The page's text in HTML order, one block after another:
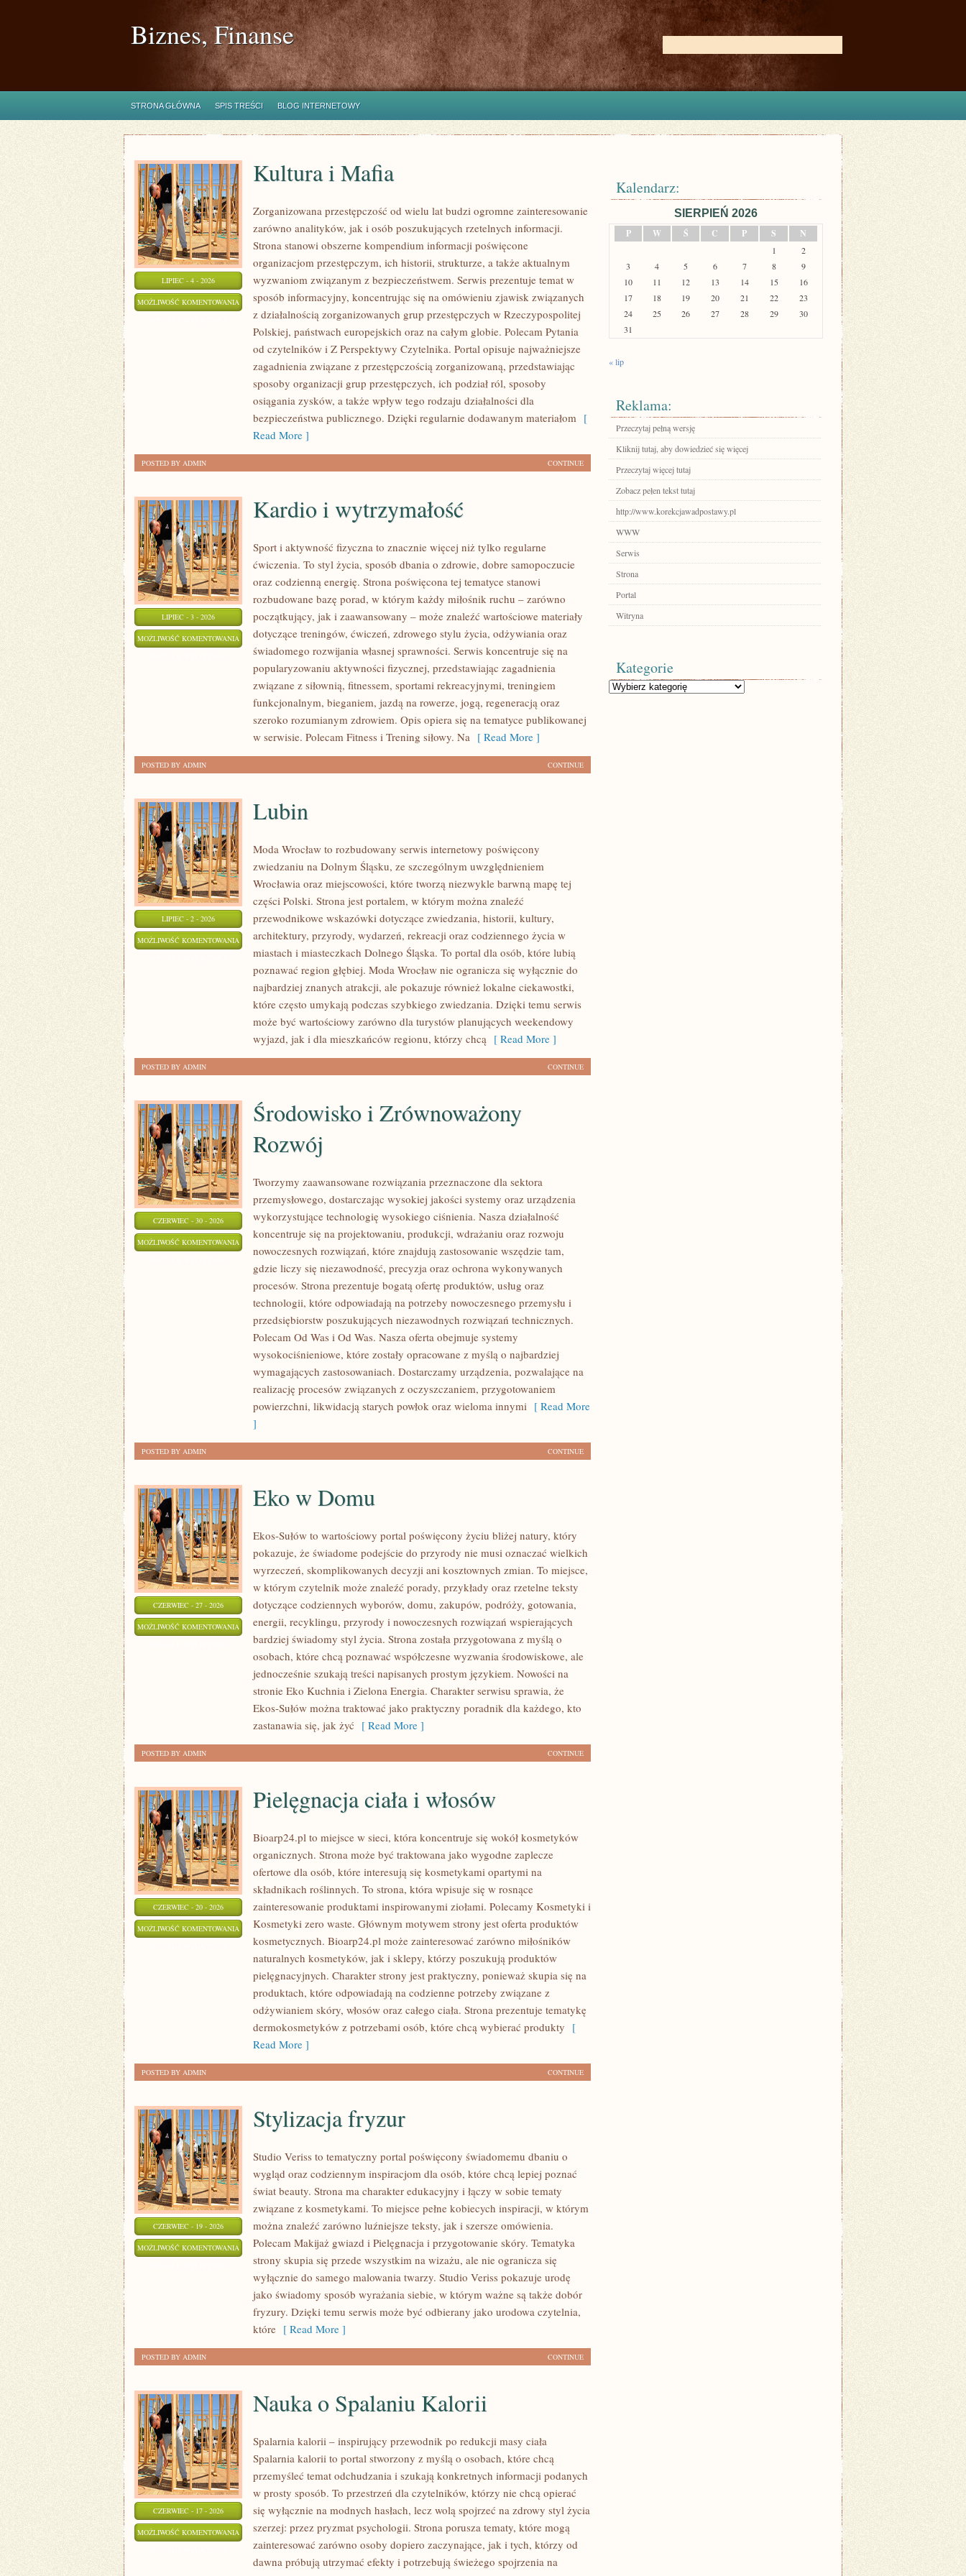
Biznes, Finanse
STRONA GŁÓWNA SPIS TREŚCI BLOG INTERNETOWY
LIPIEC - 4 - 2026
MOŻLIWOŚĆ KOMENTOWANIA KULTURA
MAFIA
Kultura i Mafia
Zorganizowana przestępczość od wielu lat budzi ogromne zainteresowanie
zarówno analityków, jak i osób poszukujących rzetelnych informacji.
Strona stanowi obszerne kompendium informacji poświęcone
organizacjom przestępczym, ich historii, strukturze, a także aktualnym
wyzwaniom związanym z bezpieczeństwem. Serwis prezentuje temat w
sposób informacyjny, koncentrując się na omówieniu zjawisk związanych
z działalnością zorganizowanych grup przestępczych w Rzeczypospolitej
Polskiej, państwach europejskich oraz na całym globie. Polecam Pytania
od czytelników i Z Perspektywy Czytelnika. Portal opisuje najważniejsze
zagadnienia związane z przestępczością zorganizowaną, przedstawiając
sposoby organizacji grup przestępczych, ich podział ról, sposoby
osiągania zysków, a także wpływ tego rodzaju działalności dla
bezpieczeństwa publicznego. Dzięki regularnie dodawanym materiałom [
Read More ]
CONTINUE
POSTED BY ADMIN
LIPIEC - 3 - 2026
MOŻLIWOŚĆ KOMENTOWANIA KARDIO
WYTRZYMAŁOŚĆ
Kardio i wytrzymałość
Sport i aktywność fizyczna to znacznie więcej niż tylko regularne
ćwiczenia. To styl życia, sposób dbania o zdrowie, dobre samopoczucie
oraz codzienną energię. Strona poświęcona tej tematyce stanowi
rozbudowane bazę porad, w którym każdy miłośnik ruchu – zarówno
początkujący, jak i zaawansowany – może znaleźć wartościowe materiały
dotyczące treningów, ćwiczeń, zdrowego stylu życia, odżywiania oraz
świadomego rozwijania własnej sprawności. Serwis koncentruje się na
popularyzowaniu aktywności fizycznej, przedstawiając zagadnienia
związane z siłownią, fitnessem, sportami rekreacyjnymi, treningiem
funkcjonalnym, bieganiem, jazdą na rowerze, jogą, regeneracją oraz
szeroko rozumianym zdrowiem. Opis opiera się na tematyce publikowanej
w serwisie. Polecam Fitness i Trening siłowy. Na [ Read More ]
CONTINUE
POSTED BY ADMIN
LIPIEC - 2 - 2026
MOŻLIWOŚĆ KOMENTOWANIA LUBIN
Lubin
Moda Wrocław to rozbudowany serwis internetowy poświęcony
zwiedzaniu na Dolnym Śląsku, ze szczególnym uwzględnieniem
Wrocławia oraz miejscowości, które tworzą niezwykle barwną mapę tej
części Polski. Strona jest portalem, w którym można znaleźć
przewodnikowe wskazówki dotyczące zwiedzania, historii, kultury,
architektury, przyrody, wydarzeń, rekreacji oraz codziennego życia w
miastach i miasteczkach Dolnego Śląska. To portal dla osób, które lubią
poznawać region głębiej. Moda Wrocław nie ogranicza się wyłącznie do
najbardziej znanych atrakcji, ale pokazuje również lokalne ciekawostki,
które często umykają podczas szybkiego zwiedzania. Dzięki temu serwis
może być wartościowy zarówno dla turystów planujących weekendowy
wyjazd, jak i dla mieszkańców regionu, którzy chcą [ Read More ]
CONTINUE
POSTED BY ADMIN
CZERWIEC - 30 - 2026
MOŻLIWOŚĆ KOMENTOWANIA
ZRÓWNOWAŻONY
Środowisko i Zrównoważony
Rozwój
Tworzymy zaawansowane rozwiązania przeznaczone dla sektora
przemysłowego, dostarczając wysokiej jakości systemy oraz urządzenia
wykorzystujące technologię wysokiego ciśnienia. Nasza działalność
koncentruje się na projektowaniu, produkcji, wdrażaniu oraz rozwoju
nowoczesnych rozwiązań, które znajdują zastosowanie wszędzie tam,
gdzie liczy się niezawodność, precyzja oraz ochrona wykonywanych
procesów. Strona prezentuje bogatą ofertę produktów, usług oraz
technologii, które odpowiadają na potrzeby nowoczesnego przemysłu i
przedsiębiorstw poszukujących niezawodnych rozwiązań technicznych.
Polecam Od Was i Od Was. Nasza oferta obejmuje systemy
wysokociśnieniowe, które zostały opracowane z myślą o najbardziej
wymagających zastosowaniach. Dostarczamy urządzenia, pozwalające na
realizację procesów związanych z oczyszczaniem, przygotowaniem
powierzchni, likwidacją starych powłok oraz wieloma innymi [ Read More
]
CONTINUE
POSTED BY ADMIN
CZERWIEC - 27 - 2026
MOŻLIWOŚĆ KOMENTOWANIA
DOMU
Eko w Domu
Ekos-Sułów to wartościowy portal poświęcony życiu bliżej natury, który
pokazuje, że świadome podejście do przyrody nie musi oznaczać wielkich
wyrzeczeń, skomplikowanych decyzji ani kosztownych zmian. To miejsce,
w którym czytelnik może znaleźć porady, przykłady oraz rzetelne teksty
dotyczące codziennych wyborów, domu, zakupów, podróży, gotowania,
energii, recyklingu, przyrody i nowoczesnych rozwiązań wspierających
bardziej świadomy styl życia. Strona została przygotowana z myślą o
osobach, które chcą poznawać współczesne wyzwania środowiskowe, ale
jednocześnie szukają treści napisanych prostym językiem. Nowości na
stronie Eko Kuchnia i Zielona Energia. Charakter serwisu sprawia, że
Ekos-Sułów można traktować jako praktyczny poradnik dla każdego, kto
zastanawia się, jak żyć [ Read More ]
CONTINUE
POSTED BY ADMIN
CZERWIEC - 20 - 2026
MOŻLIWOŚĆ KOMENTOWANIA PIELĘGNACJA
CIAŁA
WŁOSÓW
Pielęgnacja ciała i włosów
Bioarp24.pl to miejsce w sieci, która koncentruje się wokół kosmetyków
organicznych. Strona może być traktowana jako wygodne zaplecze
ofertowe dla osób, które interesują się kosmetykami opartymi na
składnikach roślinnych. To strona, która wpisuje się w rosnące
zainteresowanie produktami inspirowanymi ziołami. Polecamy Kosmetyki i
Kosmetyki zero waste. Głównym motywem strony jest oferta produktów
kosmetycznych. Bioarp24.pl może zainteresować zarówno miłośników
naturalnych kosmetyków, jak i sklepy, którzy poszukują produktów
pielęgnacyjnych. Charakter strony jest praktyczny, ponieważ skupia się na
produktach, które odpowiadają na codzienne potrzeby związane z
odżywianiem skóry, włosów oraz całego ciała. Strona prezentuje tematykę
dermokosmetyków z potrzebami osób, które chcą wybierać produkty [
Read More ]
CONTINUE
POSTED BY ADMIN
CZERWIEC - 19 - 2026
MOŻLIWOŚĆ KOMENTOWANIA STYLIZACJA
FRYZUR
Stylizacja fryzur
Studio Veriss to tematyczny portal poświęcony świadomemu dbaniu o
wygląd oraz codziennym inspiracjom dla osób, które chcą lepiej poznać
świat beauty. Strona ma charakter edukacyjny i łączy w sobie tematy
związane z kosmetykami. To miejsce pełne kobiecych inspiracji, w którym
można znaleźć zarówno luźniejsze teksty, jak i szersze omówienia.
Polecam Makijaż gwiazd i Pielęgnacja i przygotowanie skóry. Tematyka
strony skupia się przede wszystkim na wizażu, ale nie ogranicza się
wyłącznie do samego malowania twarzy. Studio Veriss pokazuje urodę
jako świadomy sposób wyrażania siebie, w którym ważne są także dobór
fryzury. Dzięki temu serwis może być odbierany jako urodowa czytelnia,
które [ Read More ]
CONTINUE
POSTED BY ADMIN
CZERWIEC - 17 - 2026
MOŻLIWOŚĆ KOMENTOWANIA NAUKA
SPALANIU
Nauka o Spalaniu Kalorii
Spalarnia kalorii – inspirujący przewodnik po redukcji masy ciała
Spalarnia kalorii to portal stworzony z myślą o osobach, które chcą
przemyśleć temat odchudzania i szukają konkretnych informacji podanych
w prosty sposób. To przestrzeń dla czytelników, którzy nie chcą opierać
się wyłącznie na modnych hasłach, lecz wolą spojrzeć na zdrowy styl życia
szerzej: przez pryzmat psychologii. Strona porusza tematy, które mogą
zainteresować zarówno osoby dopiero zaczynające, jak i tych, którzy od
dawna próbują utrzymać efekty i potrzebują świeżego spojrzenia na
Kalendarz:
SIERPIEŃ 2026
P
W Ś C P S N
1
2
3
4 5 6 7 8
9
10
11 12 13 14 15
16
17
18 19 20 21 22
23
24
25 26 27 28 29
30
31
« lip
Reklama:
Przeczytaj pełną wersję
Kliknij tutaj, aby dowiedzieć się więcej
Przeczytaj więcej tutaj
Zobacz pełen tekst tutaj
http://www.korekcjawadpostawy.pl
WWW
Serwis
Strona
Portal
Witryna
Kategorie
Kategorie